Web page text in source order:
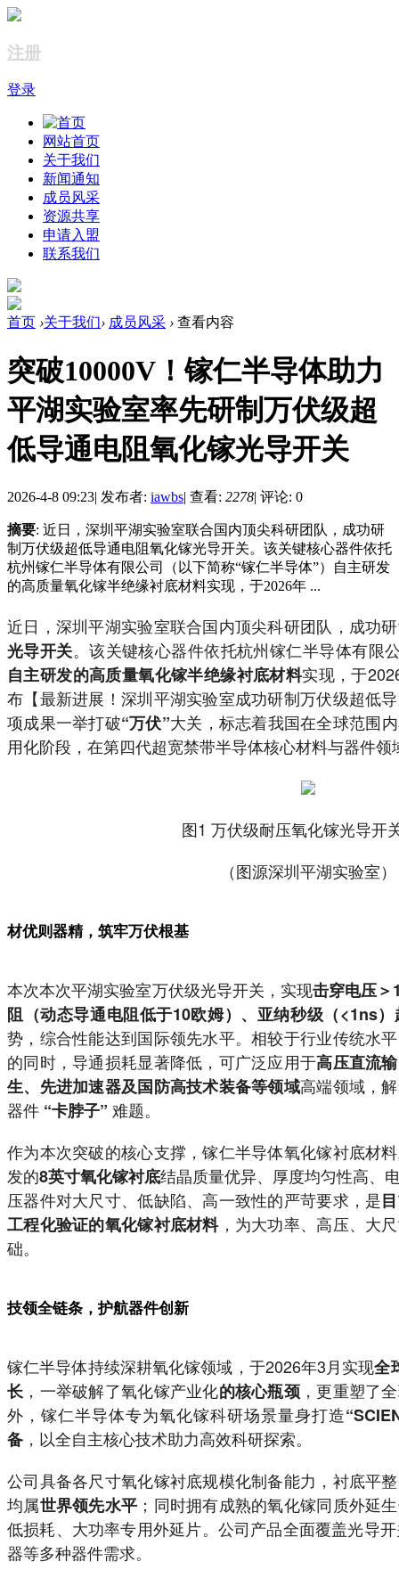
注册
登录
网站首页
关于我们
新闻通知
成员风采
资源共享
申请入盟
联系我们
首页 ›关于我们› 成员风采 › 查看内容
突破10000V！镓仁半导体助力
平湖实验室率先研制万伏级超
低导通电阻氧化镓光导开关
2026-4-8 09:23| 发布者: iawbs| 查看: 2278| 评论: 0
摘要: 近日，深圳平湖实验室联合国内顶尖科研团队，成功研
制万伏级超低导通电阻氧化镓光导开关。该关键核心器件依托
杭州镓仁半导体有限公司（以下简称“镓仁半导体”）自主研发
的高质量氧化镓半绝缘衬底材料实现，于2026年 ...
近日，深圳平湖实验室联合国内顶尖科研团队，成功
光导开关。该关键核心器件依托杭州镓仁半导体有限
自主研发的高质量氧化镓半绝缘衬底材料实现，于
布【最新进展！深圳平湖实验室成功研制万伏级超低
项成果一举打破“万伏”大关，标志着我国在全球范围
用化阶段，在第四代超宽禁带半导体核心材料与器件
图1 万伏级耐压氧化镓光导开
（图源深圳平湖实验室）
材优则器精，筑牢万伏根基
本次本次平湖实验室万伏级光导开关，实现击穿电压＞
阻（动态导通电阻低于10欧姆）、亚纳秒级（<1ns
势，综合性能达到国际领先水平。相较于行业传统水
的同时，导通损耗显著降低，可广泛应用于高压直流
生、先进加速器及国防高技术装备等领域高端领域，
器件 “卡脖子” 难题。
作为本次突破的核心支撑，镓仁半导体氧化镓衬底材
发的8英寸氧化镓衬底结晶质量优异、厚度均匀性高、
压器件对大尺寸、低缺陷、高一致性的严苛要求，是
工程化验证的氧化镓衬底材料，为大功率、高压、大
础。
技领全链条，护航器件创新
镓仁半导体持续深耕氧化镓领域，于2026年3月实现全
长 ，一举破解了氧化镓产业化的核心瓶颈 ，更重塑了
外，镓仁半导体专为氧化镓科研场景量身打造
备 ，以全自主核心技术助力高效科研探索。
公司具备各尺寸氧化镓衬底规模化制备能力，衬底平
均属世界领先水平 ；同时拥有成熟的氧化镓同质外延
低损耗、大功率专用外延片。公司产品全面覆盖光导
器等多种器件需求。